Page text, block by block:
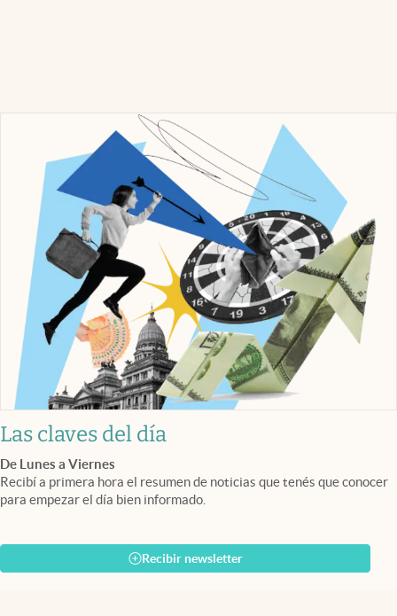
Las claves del día
De Lunes a Viernes
Recibí a primera hora el resumen de noticias que tenés que conocer
para empezar el día bien informado.
Recibir newsletter